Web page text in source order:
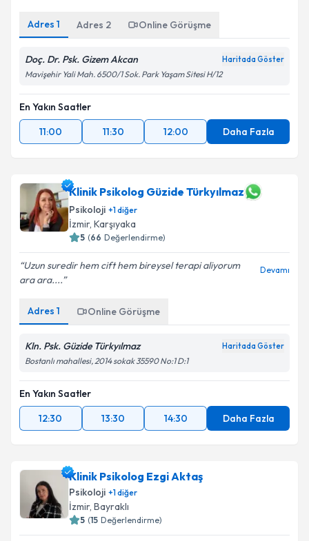
Adres 1 Adres 2 Online Görüşme
Doç. Dr. Psk. Gizem Akcan Haritada Göster
Mavişehir Yali Mah. 6500/1 Sok. Park Yaşam Sitesi H/12
En Yakın Saatler
11:00
11:30 12:00 Daha Fazla
Klinik Psikolog Güzide Türkyılmaz
Psikoloji +1diğer
İzmir, Karşıyaka
5 (66 Değerlendirme)
Uzun suredir hem cift hem bireysel terapi aliyorum
ara ara....
Devamı
Adres 1 Online Görüşme
Kln. Psk. Güzide Türkyılmaz Haritada Göster
Bostanlı mahallesi, 2014 sokak 35590 No:1 D:1
En Yakın Saatler
12:30
13:30 14:30 Daha Fazla
Klinik Psikolog Ezgi Aktaş
Psikoloji +1diğer
İzmir, Bayraklı
5 (15 Değerlendirme)